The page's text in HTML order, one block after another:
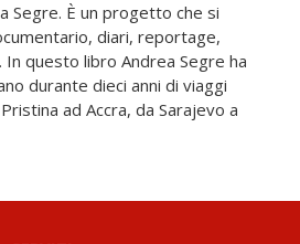
Segre. È un progetto che si
diari, reportage,
questo libro Andrea Segre ha
durante dieci anni di viaggi
ad Accra, da Sarajevo a
dei suoi film. Da Padova a
si sofferma invece a
storia è partita e che spesso i